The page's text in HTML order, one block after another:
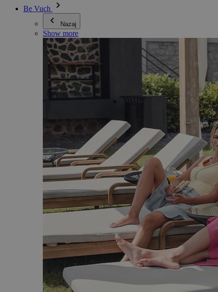
Be Vuch
Nazaj
Show more